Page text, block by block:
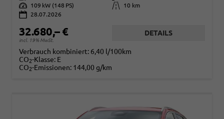
Leistung
109 kW (148 PS) Kilometerstand
10 km
28.07.2026
32.680,– €
incl. 19% MwSt.
DETAILS
Verbrauch kombiniert: 6,40 l/100km
CO2-Klasse: E
CO2-Emissionen: 144,00 g/km